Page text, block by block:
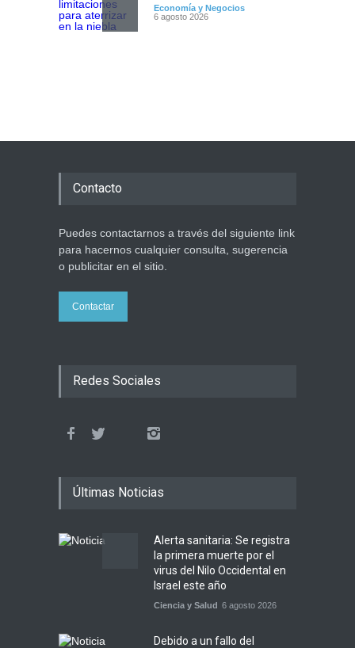
Economía y Negocios
6 agosto 2026
Mundo Judío 5 agosto 2026
Contacto
Puedes contactarnos a través del siguiente link
para hacernos cualquier consulta, sugerencia
o publicitar en el sitio.
Contactar
Redes Sociales
Últimas Noticias
Alerta sanitaria: Se registra
la primera muerte por el
virus del Nilo Occidental en
Israel este año
Ciencia y Salud 6 agosto 2026
Debido a un fallo del